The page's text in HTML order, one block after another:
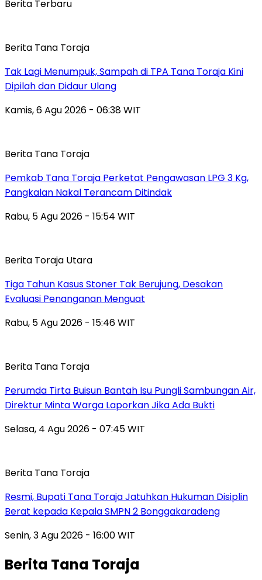
Berita Terbaru
Berita Tana Toraja
Tak Lagi Menumpuk, Sampah di TPA Tana Toraja Kini
Dipilah dan Didaur Ulang
Kamis, 6 Agu 2026 - 06:38 WIT
Berita Tana Toraja
Pemkab Tana Toraja Perketat Pengawasan LPG 3 Kg,
Pangkalan Nakal Terancam Ditindak
Rabu, 5 Agu 2026 - 15:54 WIT
Berita Toraja Utara
Tiga Tahun Kasus Stoner Tak Berujung, Desakan
Evaluasi Penanganan Menguat
Rabu, 5 Agu 2026 - 15:46 WIT
Berita Tana Toraja
Perumda Tirta Buisun Bantah Isu Pungli Sambungan Air,
Direktur Minta Warga Laporkan Jika Ada Bukti
Selasa, 4 Agu 2026 - 07:45 WIT
Berita Tana Toraja
Resmi, Bupati Tana Toraja Jatuhkan Hukuman Disiplin
Berat kepada Kepala SMPN 2 Bonggakaradeng
Senin, 3 Agu 2026 - 16:00 WIT
Berita Tana Toraja